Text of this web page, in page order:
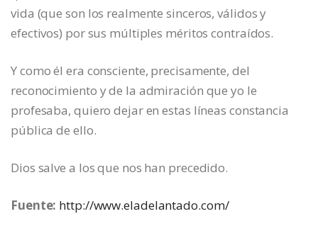
vida (que son los realmente sinceros, válidos y
efectivos) por sus múltiples méritos contraídos.
Y como él era consciente, precisamente, del
reconocimiento y de la admiración que yo le
profesaba, quiero dejar en estas líneas constancia
pública de ello.
Dios salve a los que nos han precedido.
Fuente: http://www.eladelantado.com/